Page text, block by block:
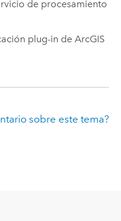
de procesamiento
plug-in deArcGIS
sobre este tema?